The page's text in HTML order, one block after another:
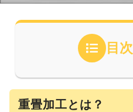
目次
重畳加工とは？